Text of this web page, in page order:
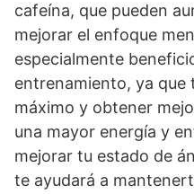
cafeína, que pueden
mejorar el enfoque
especialmente
entrenamiento, ya que
máximo y obtener
una mayor energía y
mejorar tu estado de
te ayudará a